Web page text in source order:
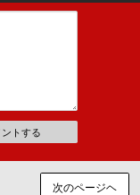
ントする
次のページヘ